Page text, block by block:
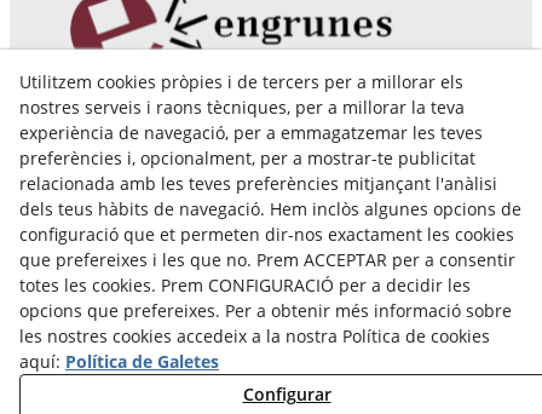
Pol. Ind. Coll de Montcada
Cr. Roca Plana, 14-16
08110 Montcada i Reixac (Barcelona)
935 829 999
engrunes@engrunes.org
Utilitzem cookies pròpies i de tercers per a millorar els
nostres serveis i raons tècniques, per a millorar la teva
experiència de navegació, per a emmagatzemar les teves
preferències i, opcionalment, per a mostrar-te publicitat
relacionada amb les teves preferències mitjançant l'anàlisi
dels teus hàbits de navegació. Hem inclòs algunes opcions de
configuració que et permeten dir-nos exactament les cookies
que prefereixes i les que no. Prem ACCEPTAR per a consentir
totes les cookies. Prem CONFIGURACIÓ per a decidir les
opcions que prefereixes. Per a obtenir més informació sobre
les nostres cookies accedeix a la nostra Política de cookies
aquí: Política de Galetes
Configurar